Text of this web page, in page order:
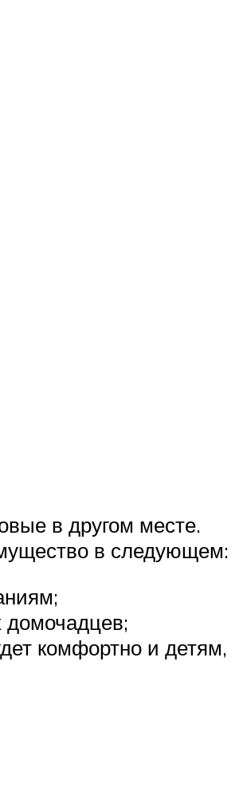
в другом месте.
в следующем:
домочадцев;
комфортно и детям,